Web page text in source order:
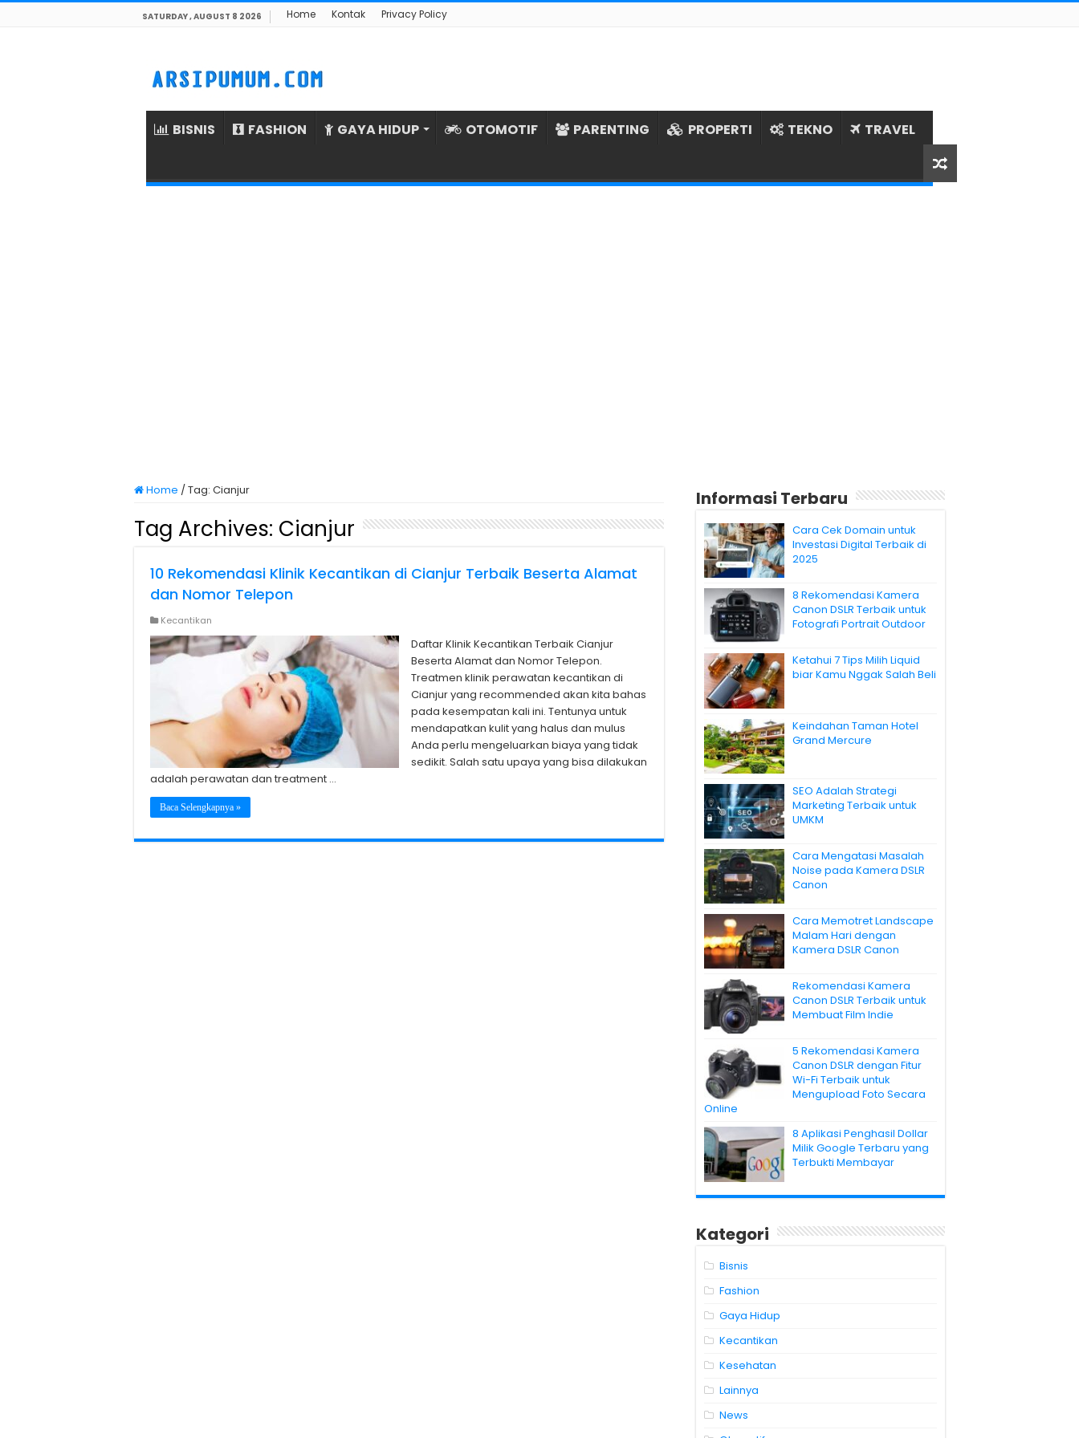
SATURDAY , AUGUST 8 2026 Home Kontak Privacy Policy
BISNIS FASHION GAYA HIDUP OTOMOTIF PARENTING PROPERTI TEKNO TRAVEL
Home /Tag: Cianjur
Tag Archives: Cianjur
10 Rekomendasi Klinik Kecantikan di Cianjur Terbaik Beserta Alamat
dan Nomor Telepon
Kecantikan
Daftar Klinik Kecantikan Terbaik Cianjur
Beserta Alamat dan Nomor Telepon.
Treatmen klinik perawatan kecantikan di
Cianjur yang recommended akan kita bahas
pada kesempatan kali ini. Tentunya untuk
mendapatkan kulit yang halus dan mulus
Anda perlu mengeluarkan biaya yang tidak
sedikit. Salah satu upaya yang bisa dilakukan
adalah perawatan dan treatment …
Baca Selengkapnya »
Informasi Terbaru
Cara Cek Domain untuk
Investasi Digital Terbaik di
2025
8 Rekomendasi Kamera
Canon DSLR Terbaik untuk
Fotografi Portrait Outdoor
Ketahui 7 Tips Milih Liquid
biar Kamu Nggak Salah Beli
Keindahan Taman Hotel
Grand Mercure
SEO Adalah Strategi
Marketing Terbaik untuk
UMKM
Cara Mengatasi Masalah
Noise pada Kamera DSLR
Canon
Cara Memotret Landscape
Malam Hari dengan
Kamera DSLR Canon
Rekomendasi Kamera
Canon DSLR Terbaik untuk
Membuat Film Indie
5 Rekomendasi Kamera
Canon DSLR dengan Fitur
Wi-Fi Terbaik untuk
Mengupload Foto Secara
Online
8 Aplikasi Penghasil Dollar
Milik Google Terbaru yang
Terbukti Membayar
Kategori
Bisnis
Fashion
Gaya Hidup
Kecantikan
Kesehatan
Lainnya
News